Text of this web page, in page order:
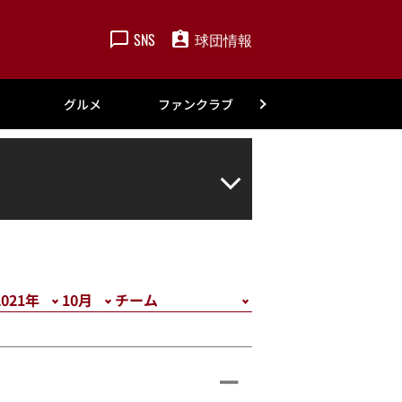
SNS 球団情報
グルメ ファンクラブ